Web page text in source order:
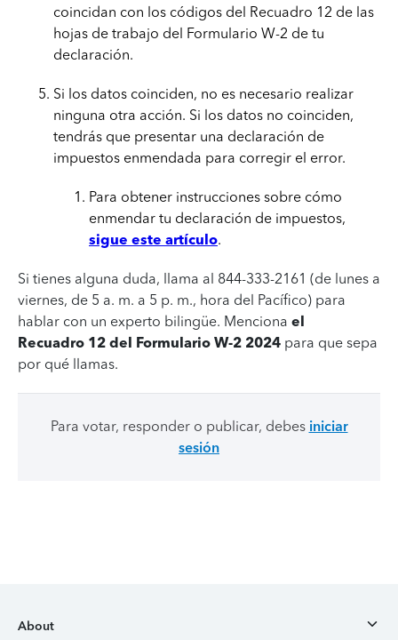
coincidan con los códigos del Recuadro 12 de las
hojas de trabajo del Formulario W-2 de tu
declaración.
Si los datos coinciden, no es necesario realizar
ninguna otra acción. Si los datos no coinciden,
tendrás que presentar una declaración de
impuestos enmendada para corregir el error.
Para obtener instrucciones sobre cómo
enmendar tu declaración de impuestos,
sigue este artículo.
Si tienes alguna duda, llama al 844-333-2161 (de lunes a
viernes, de 5 a. m. a 5 p. m., hora del Pacífico) para
hablar con un experto bilingüe. Menciona el
Recuadro 12 del Formulario W-2 2024 para que sepa
por qué llamas.
Para votar, responder o publicar, debes iniciar
sesión
About